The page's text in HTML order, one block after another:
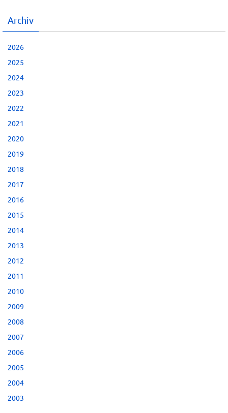
Archiv
2026
2025
2024
2023
2022
2021
2020
2019
2018
2017
2016
2015
2014
2013
2012
2011
2010
2009
2008
2007
2006
2005
2004
2003